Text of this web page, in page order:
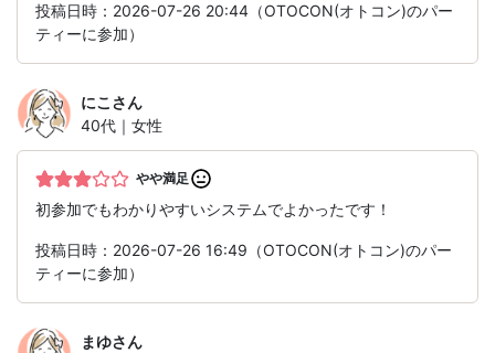
投稿日時：2026-07-26 20:44（OTOCON(オトコン)のパー
ティーに参加）
にこ さん
40代｜女性
やや満足
初参加でもわかりやすいシステムでよかったです！
投稿日時：2026-07-26 16:49（OTOCON(オトコン)のパー
ティーに参加）
まゆさん